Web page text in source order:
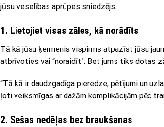
jūsu veselības aprūpes sniedzējs.
1. Lietojiet visas zāles, kā norādīts
Tā kā jūsu ķermenis vispirms atpazīst jūsu
atbrīvoties vai “noraidīt”. Bet jums tiks dotas
“Tā kā ir daudzgadīga pieredze, pētījumi un
ļoti veiksmīgas ar dažām komplikācijām pēc
2. Sešas nedēļas bez braukšanas